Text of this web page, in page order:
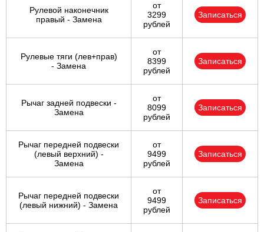
Рулевой наконечник
правый - Замена
от
3299
рублей
Записаться
Рулевые тяги (лев+прав)
- Замена
от
8399
рублей
Записаться
Рычаг задней подвески -
Замена
от
8099
рублей
Записаться
Рычаг передней подвески
(левый верхний) -
Замена
от
9499
рублей
Записаться
Рычаг передней подвески
(левый нижний) - Замена
от
9499
рублей
Записаться